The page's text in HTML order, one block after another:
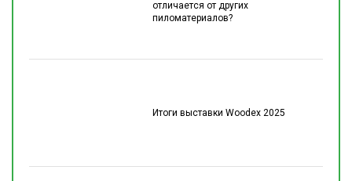
отличается от других
пиломатериалов?
Итоги выставки Woodex 2025